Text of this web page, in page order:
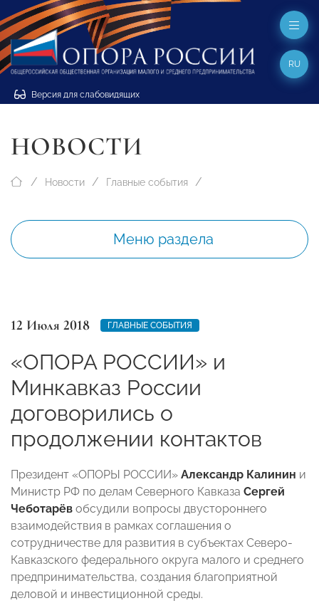
Версия для слабовидящих
RU
НОВОСТИ
Новости Главные события
Меню раздела
12 Июля 2018 ГЛАВНЫЕ СОБЫТИЯ
«ОПОРА РОССИИ» и
Минкавказ России
договорились о
продолжении контактов
Президент «ОПОРЫ РОССИИ» Александр Калинин и
Министр РФ по делам Северного Кавказа Сергей
Чеботарёв обсудили вопросы двустороннего
взаимодействия в рамках соглашения о
сотрудничестве для развития в субъектах Северо-
Кавказского федерального округа малого и среднего
предпринимательства, создания благоприятной
деловой и инвестиционной среды.